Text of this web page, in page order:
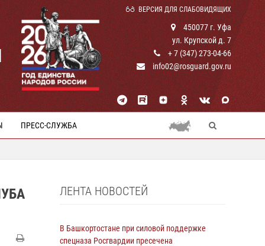
ВЕРСИЯ ДЛЯ СЛАБОВИДЯЩИХ
450077 г. Уфа
ул. Крупской д. 7
+ 7 (347) 273-04-66
info02@rosguard.gov.ru
ПРЕСС-СЛУЖБА
ЛЕНТА НОВОСТЕЙ
В Башкортостане при силовой поддержке
спецназа Росгвардии пресечена